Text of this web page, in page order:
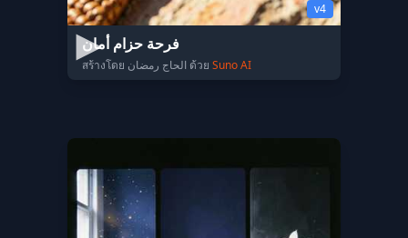
v4
فرحة حزام أمان
สร้างโดย الحاج رمضان ด้วย Suno AI